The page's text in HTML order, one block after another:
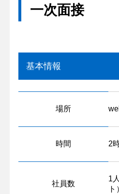
一次面接
基本情報
場所
時間 2
社員数
1
ト